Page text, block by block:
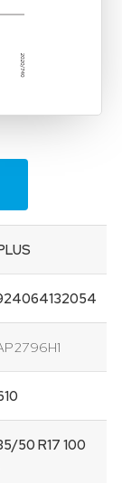
50 R17 100